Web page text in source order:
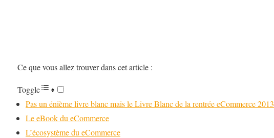
Ce que vous allez trouver dans cet article :
Toggle
Pas un énième livre blanc mais le Livre Blanc de la rentrée eCommerce 2013
Le eBook du eCommerce
L’écosystème du eCommerce